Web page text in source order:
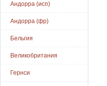
Андорра (исп)
Андорра (фр)
Бельгия
Великобритания
Гернси